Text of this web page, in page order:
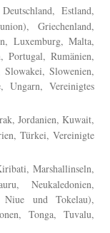
Estland,
Griechenland,
Luxemburg, Malta,
Portugal, Rumänien,
Slowakei, Slowenien,
Ungarn, Vereinigtes
Jordanien, Kuwait,
Türkei, Vereinigte
Marshallinseln,
Neukaledonien,
Niue und Tokelau),
Tonga, Tuvalu,